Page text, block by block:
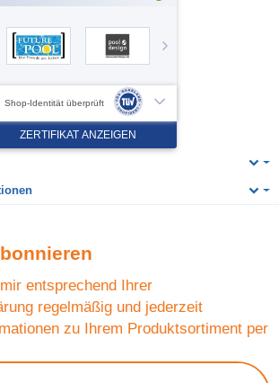
entsprechend Ihrer
regelmäßig und jederzeit
zu Ihrem Produktsortiment per